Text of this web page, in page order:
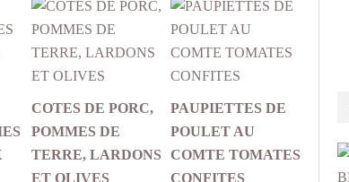
COTES DE PORC,
POMMES DE
TERRE, LARDONS
ET OLIVES
PAUPIETTES DE
POULET AU
COMTE TOMATES
CONFITES